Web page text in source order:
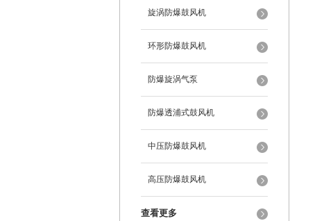
旋涡防爆鼓风机
环形防爆鼓风机
防爆旋涡气泵
防爆透浦式鼓风机
中压防爆鼓风机
高压防爆鼓风机
查看更多